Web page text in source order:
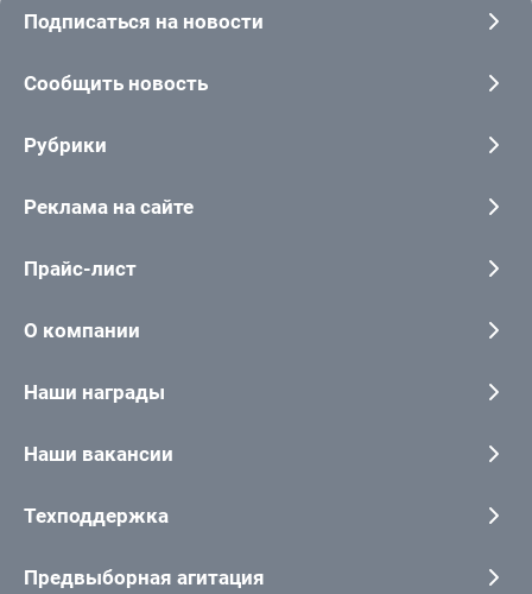
Подписаться на новости
Сообщить новость
Рубрики
Реклама на сайте
Прайс-лист
О компании
Наши награды
Наши вакансии
Техподдержка
Предвыборная агитация